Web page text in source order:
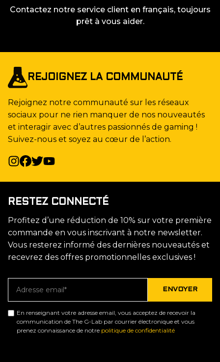
Contactez notre service client en français, toujours
prêt à vous aider.
REJOIGNEZ LA COMMUNAUTÉ
Rejoignez notre communauté sur les réseaux
sociaux pour ne rien manquer de nos nouveautés
et interagir avec d’autres passionnés de gaming !
Suivez-nous et soyez au cœur de l’action.
RESTEZ CONNECTÉ
Profitez d’une réduction de 10% sur votre première
commande en vous inscrivant à notre newsletter.
Vous resterez informé des dernières nouveautés et
recevrez des offres promotionnelles exclusives !
En renseignant votre adresse email, vous acceptez de recevoir la
communication de The G-Lab par courrier électronique et vous
prenez connaissance de notre politique de confidentialité